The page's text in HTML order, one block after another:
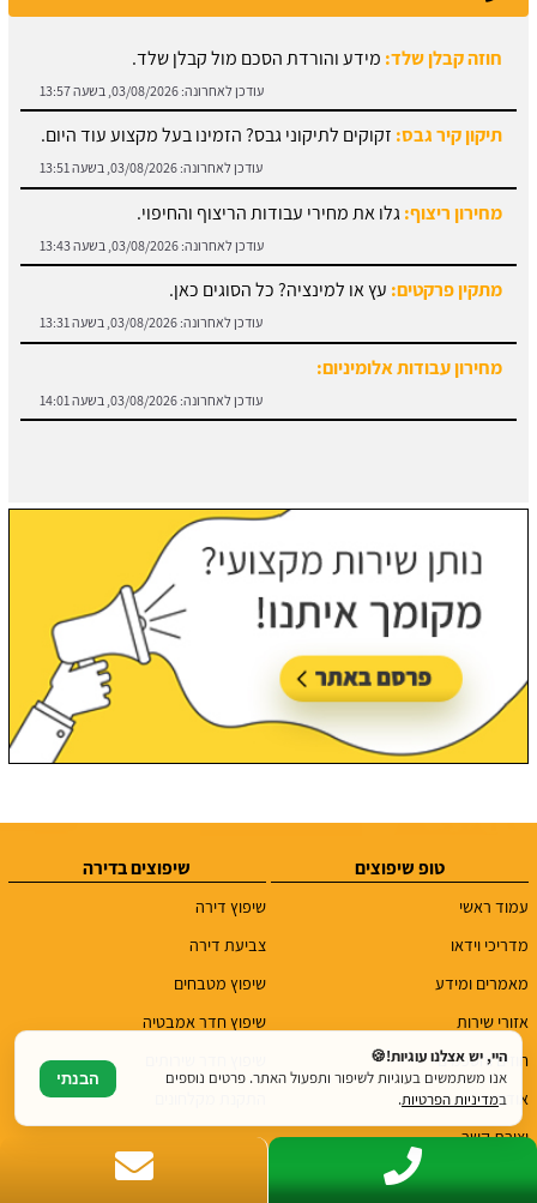
תיקון קיר גבס:זקוקים לתיקוני גבס? הזמינו בעל מקצוע עוד היום.
עודכן לאחרונה:03/08/2026, בשעה 13:51
מחירון ריצוף:גלו את מחירי עבודות הריצוף והחיפוי.
עודכן לאחרונה: 03/08/2026, בשעה 13:43
מתקין פרקטים:עץ או למינציה? כל הסוגים כאן.
עודכן לאחרונה:03/08/2026, בשעה 13:31
מחירון עבודות אלומיניום:
עודכן לאחרונה: 03/08/2026, בשעה 14:01
חוזה קבלן שלד:מידע והורדת הסכם מול קבלן שלד.
עודכן לאחרונה: 03/08/2026, בשעה 13:57
טופ שיפוצים
עמוד ראשי
מדריכי וידאו
מאמרים ומידע
אזורי שירות
חוזים והסכמים
אודות
יצירת קשר
שיפוצים בדירה
שיפוץ דירה
צביעת דירה
שיפוץ מטבחים
שיפוץ חדר אמבטיה
היי, יש אצלנו עוגיות!🍪
אנו משתמשים בעוגיות לשיפור ותפעול האתר. פרטים נוספים
במדיניות הפרטיות.
הבנתי